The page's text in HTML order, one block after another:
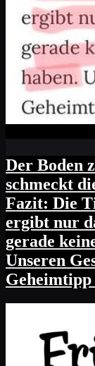
Der Boden
schmeckt
Fazit: Die
ergibt nur
gerade
Unseren